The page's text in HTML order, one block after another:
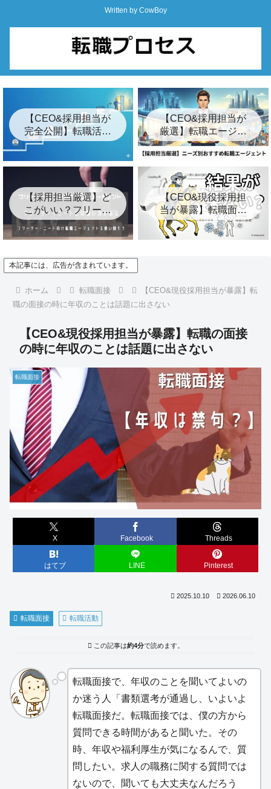
Written by CowBoy
【CEO&採用担当が
完全公開】転職活動
の始め方ロードマッ
順」
【CEO&採用担当が
厳選】転職エージェ
ントおすすめ24選&
裏事情【2026年最
【採用担当厳選】ど
こがいい？フリータ
ー・ニート向けおす
すめ転職エージェン
【CEO&現役採用担
当が暴露】転職面接
の結果が遅い3つの裏
事情とは？【キー
本記事には、広告が含まれています。
ホーム 転職面接
【CEO&現役採用担当が暴露】転
職の面接の時に年収のことは話題に出さない
【CEO&現役採用担当が暴露】転職の面接
の時に年収のことは話題に出さない
転職面接
X Facebook Threads
はてブ LINE Pinterest
2025.10.10 2026.06.10
転職面接 転職活動
この記事は約4分で読めます。
転職面接で、年収のことを聞いてよいの
か迷う人「書類選考が通過し、いよいよ
転職面接だ。転職面接では、僕の方から
質問できる時間があると聞いた。その
時、年収や福利厚生が気になるんで、質
問したい。求人の職務に関する質問では
ないので、聞いても大丈夫なんだろう